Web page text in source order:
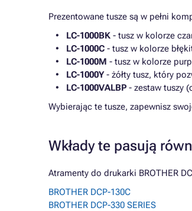
Prezentowane tusze są w pełni
LC-1000BK - tusz w kolorze
LC-1000C - tusz w kolorze
LC-1000M - tusz w kolorze
LC-1000Y- żółty tusz, który
LC-1000VALBP - zestaw tuszy
Wybierając te tusze, zapewnisz
Wkłady te pasują
Atramenty do drukarki BROTHER
BROTHER DCP-130C
BROTHER DCP-330 SERIES